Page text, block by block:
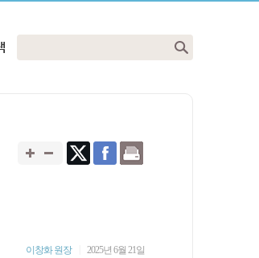
이창화 원장 2025년 6월 21일